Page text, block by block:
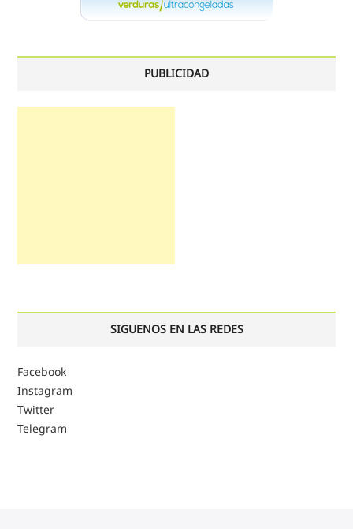
PUBLICIDAD
SIGUENOS EN LAS REDES
Facebook
Instagram
Twitter
Telegram